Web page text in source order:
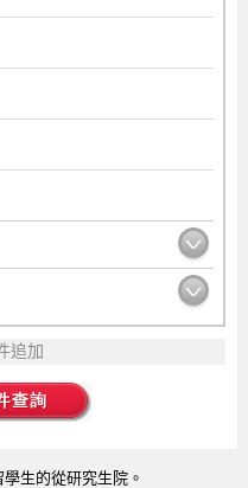
追加
生的從研究生院。